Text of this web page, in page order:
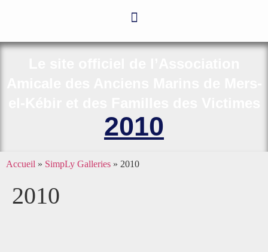
2010
Accueil » SimpLy Galleries » 2010
2010